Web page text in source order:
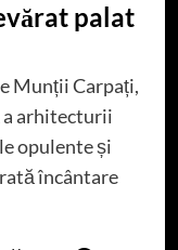
palat
Munții Carpați,
a arhitecturii
opulente și
încântare